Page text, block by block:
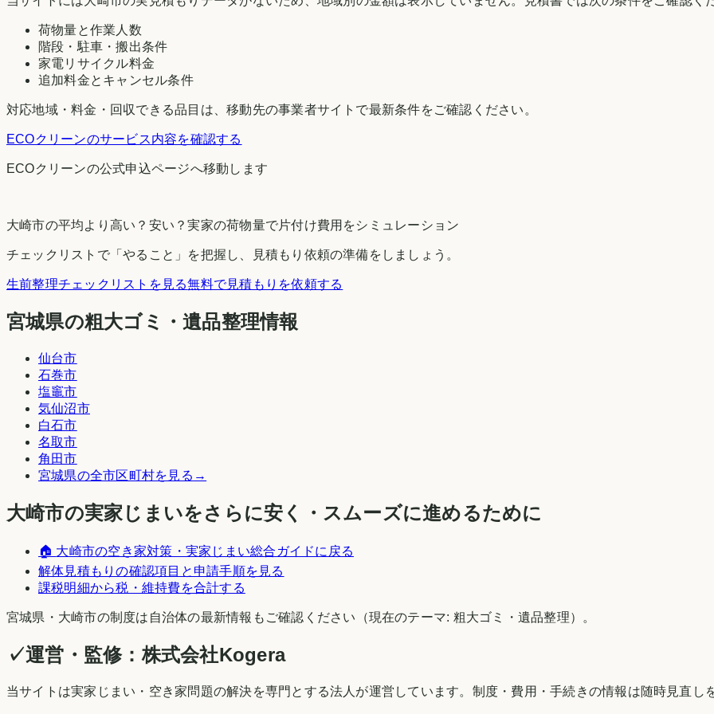
荷物量と作業人数
階段・駐車・搬出条件
家電リサイクル料金
追加料金とキャンセル条件
対応地域・料金・回収できる品目は、移動先の事業者サイトで最新条件をご確認ください。
ECOクリーンのサービス内容を確認する
ECOクリーンの公式申込ページへ移動します
大崎市の平均より高い？安い？実家の荷物量で片付け費用をシミュレーション
チェックリストで「やること」を把握し、見積もり依頼の準備をしましょう。
生前整理チェックリストを見る無料で見積もりを依頼する
宮城県の粗大ゴミ・遺品整理情報
仙台市
石巻市
塩竈市
気仙沼市
白石市
名取市
角田市
宮城県の全市区町村を見る →
大崎市の実家じまいをさらに安く・スムーズに進めるために
🏠 大崎市の空き家対策・実家じまい総合ガイドに戻る
解体見積もりの確認項目と申請手順を見る
課税明細から税・維持費を合計する
宮城県 ・ 大崎市の制度は自治体の最新情報もご確認ください（現在のテーマ: 粗大ゴミ・遺品整理）。
✓運営・監修：株式会社Kogera
当サイトは実家じまい・空き家問題の解決を専門とする法人が運営しています。制度・費用・手続きの情報は随時見直